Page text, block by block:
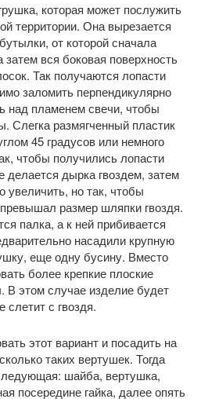
которая может послужить
территории. Она вырезается
от которой сначала
вся боковая поверхность
Так получаются лопасти
заломить перпендикулярно
над пламенем свечи, чтобы
Слегка размягченный пластик
45 градусов или немного
чтобы получились лопасти
делается дырка гвоздем, затем
увеличить, но так, чтобы
размер шляпки гвоздя.
палка, а к ней прибивается
насадили крупную
еще одну бусину. Вместо
более крепкие плоские
В этом случае изделие будет
с гвоздя.
этот вариант и посадить на
таких вертушек. Тогда
шайба, вертушка,
посередине гайка, далее опять